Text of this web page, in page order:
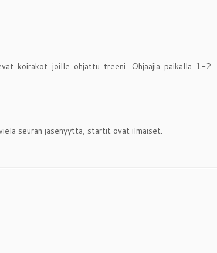
koirakot joille ohjattu treeni. Ohjaajia paikalla 1-2.
seuran jäsenyyttä, startit ovat ilmaiset.